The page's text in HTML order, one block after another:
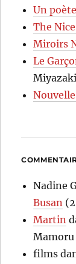
Un poète
The
Miroirs
Le
Miyazaki
Nadine
Busan
Martin
Mamoru
films